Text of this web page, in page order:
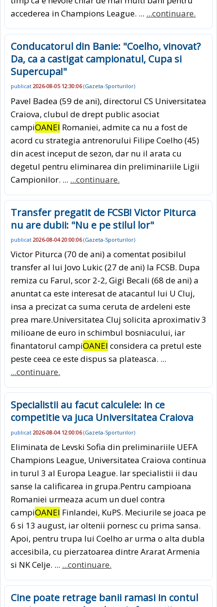
accederea in Champions League. ... ...continuare.
Conducatorul din Banie: "Coelho, vinovat?
Da, ca a castigat campionatul, Cupa si
Supercupa!"
publicat 2026-08-05 12:30:06(Gazeta-Sporturilor)
Pavel Badea (59 de ani), directorul CS Universitatea
Craiova, clubul de drept public asociat
campiOANEI Romaniei, admite ca nu a fost de
acord cu strategia antrenorului Filipe Coelho (45)
din acest inceput de sezon, dar nu il arata cu
degetul pentru eliminarea din preliminariile Ligii
Campionilor. ... ...continuare.
Transfer pregatit de FCSB! Victor Piturca
nu are dubii: "Nu e pe stilul lor"
publicat 2026-08-04 20:00:06(Gazeta-Sporturilor)
Victor Piturca (70 de ani) a comentat posibilul
transfer al lui Jovo Lukic (27 de ani) la FCSB. Dupa
remiza cu Farul, scor 2-2, Gigi Becali (68 de ani) a
anuntat ca este interesat de atacantul lui U Cluj,
insa a precizat ca suma ceruta de ardeleni este
prea mare.Universitatea Cluj solicita aproximativ 3
milioane de euro in schimbul bosniacului, iar
finantatorul campiOANEI considera ca pretul este
peste ceea ce este dispus sa plateasca. ...
...continuare.
Specialistii au facut calculele: in ce
competitie va juca Universitatea Craiova
publicat 2026-08-04 12:00:06(Gazeta-Sporturilor)
Eliminata de Levski Sofia din preliminariile UEFA
Champions League, Universitatea Craiova continua
in turul 3 al Europa League. Iar specialistii ii dau
sanse la calificarea in grupa.Pentru campioana
Romaniei urmeaza acum un duel contra
campiOANEI Finlandei, KuPS. Meciurile se joaca pe
6 si 13 august, iar oltenii pornesc cu prima sansa.
Apoi, pentru trupa lui Coelho ar urma o alta dubla
accesibila, cu pierzatoarea dintre Ararat Armenia
si NK Celje. ... ...continuare.
Cine poate retrage banii ramasi in contul